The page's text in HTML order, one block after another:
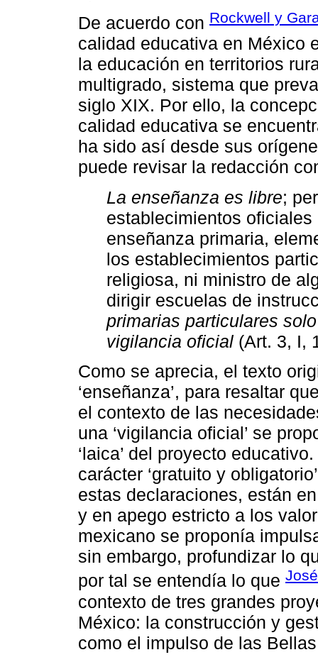
De acuerdo con Rockwell y
calidad educativa en México
la educación en territorios
multigrado, sistema que
siglo XIX. Por ello, la
calidad educativa se
ha sido así desde sus
puede revisar la redacción
La enseñanza es libre;
establecimientos
enseñanza primaria,
los establecimientos
religiosa, ni ministro de
dirigir escuelas de
primarias particulares
vigilancia oficial (Art. 3, I,
Como se aprecia, el texto
‘enseñanza’, para resaltar
el contexto de las
una ‘vigilancia oficial’ se
‘laica’ del proyecto
carácter ‘gratuito y
estas declaraciones, están
y en apego estricto a los
mexicano se proponía
sin embargo, profundizar lo
por tal se entendía lo que
contexto de tres grandes
México: la construcción y
como el impulso de las